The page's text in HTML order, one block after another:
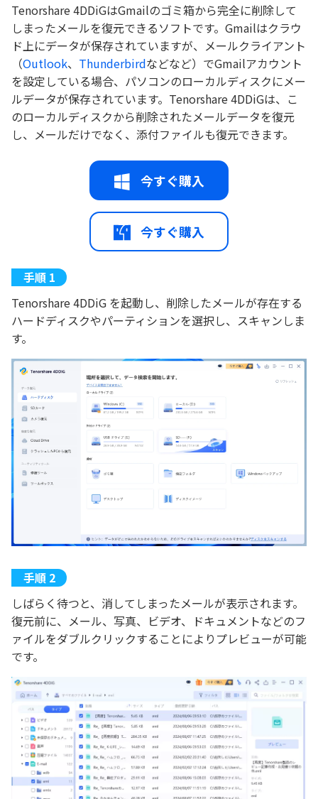
Tenorshare 4DDiGはGmailのゴミ箱から完全に削除して
しまったメールを復元できるソフトです。Gmailはクラウ
ド上にデータが保存されていますが、メールクライアント
（Outlook、 Thunderbirdなどなど）でGmailアカウント
を設定している場合、パソコンのローカルディスクにメー
ルデータが保存されています。Tenorshare 4DDiGは、こ
のローカルディスクから削除されたメールデータを復元
し、メールだけでなく、添付ファイルも復元できます。
今すぐ購入
今すぐ購入
Tenorshare 4DDiG を起動し、削除したメールが存在する
ハードディスクやパーティションを選択し、スキャンしま
す。
しばらく待つと、消してしまったメールが表示されます。
復元前に、メール、写真、ビデオ、ドキュメントなどのフ
ァイルをダブルクリックすることによりプレビューが可能
です。